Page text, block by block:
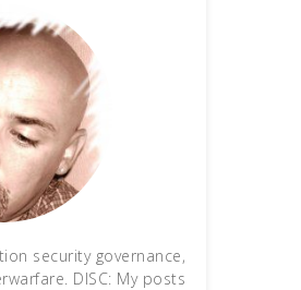
security governance,
DISC: My posts